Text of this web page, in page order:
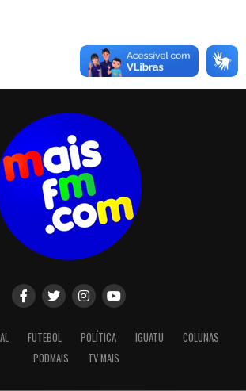
FUTEBOL POLÍTICA IGUATU
COLUNAS
PODMAIS
TV MAIS